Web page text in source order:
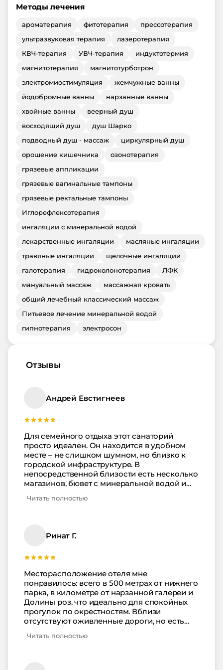
Методы лечения
ароматерапия фитотерапия
прессотерапия
ультразвуковая терапия
лазеротерапия
КВЧ-терапия
УВЧ-терапия
индуктотермия
магнитотерапия
магнитотурботрон
электромиостимуляция
жемчужные ванны
йодобромные ванны
нарзанные ванны
хвойные ванны
веерный душ
восходящий душ
душ Шарко
подводный душ - массаж
циркулярный душ
орошение кишечника
озонотерапия
грязевые аппликации
грязевые вагинальные тампоны
грязевые ректальные тампоны
Иглорефлексотерапия
ингаляции с минеральной водой
лекарственные ингаляции
масляные ингаляции
травяные ингаляции
щелочные ингаляции
галотерапия
гидроколонотерапия
ЛФК
мануальный массаж
массажная кровать
общий лечебный классический массаж
Питьевое лечение минеральной водой
гипнотерапия
электросон
Отзывы
Андрей Евстигнеев
Для семейного отдыха этот санаторий
просто идеален. Он находится в удобном
месте – не слишком шумном, но близко к
городской инфраструктуре. В
непосредственной близости есть несколько
магазинов, бювет с минеральной водой и
неподалеку расположено кафе, где можно
Территория самого санатория просторная и
ухоженная, с открытым бассейном. Номера
проводится регулярно, а уборщицы, как и
весь персонал, очень вежливы. Процедуры
разнообразные: от лечебной физкультуры
до грязелечения. Анимационные
программы интересны не только детям, но и
подросткам, и взрослым – в кинозале почти
каждый вечер показывают фильмы. До
пляжа и обратно регулярно курсирует
электрокар. Уже 10 лет я отдыхаю в этом
Читать полностью
Ринат Г.
Месторасположение отеля мне
понравилось: всего в 500 метрах от нижнего
парка, в километре от нарзанной галереи и
Долины роз, что идеально для спокойных
прогулок по окрестностям. Вблизи
отсутствуют оживленные дороги, но есть
курсирующие каждые 15 минут до 19:00.
Читать полностью